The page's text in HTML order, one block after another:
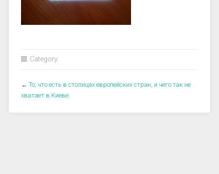
Category:
← То, что есть в столицах европейских стран, и чего так не
хватает в Киеве.